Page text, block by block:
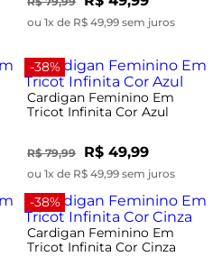
ou 1x de R$ 49,99 sem juros
-38%
Cardigan Feminino Em
Tricot Infinita Cor Azul
R$ 79,99 R$ 49,99
ou 1x de R$ 49,99 sem juros
-38%
Cardigan Feminino Em
Tricot Infinita Cor Cinza